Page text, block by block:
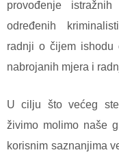
provođenje
određenih
radnji o čijem ishodu
nabrojanih mjera i
U cilju što većeg
živimo molimo naše
korisnim saznanjima